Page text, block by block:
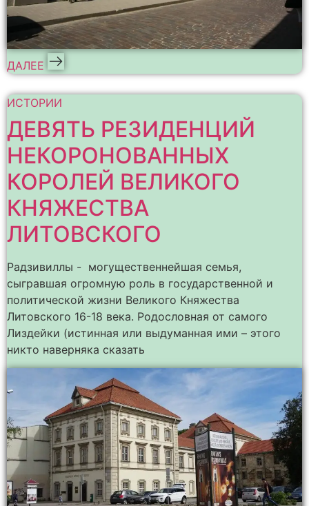
ДАЛЕЕ
ИСТОРИИ
ДЕВЯТЬ РЕЗИДЕНЦИЙ
НЕКОРОНОВАННЫХ
КОРОЛЕЙ ВЕЛИКОГО
КНЯЖЕСТВА
ЛИТОВСКОГО
Радзивиллы - могущественнейшая семья,
сыгравшая огромную роль в государственной и
политической жизни Великого Княжества
Литовского 16-18 века. Родословная от самого
Лиздейки (истинная или выдуманная ими – этого
никто наверняка сказать